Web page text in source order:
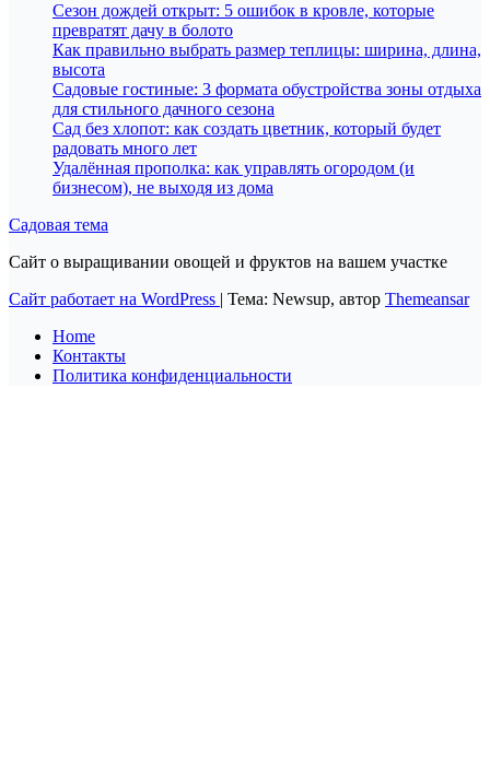
Сезон дождей открыт: 5 ошибок в кровле, которые
превратят дачу в болото
Как правильно выбрать размер теплицы: ширина, длина,
высота
Садовые гостиные: 3 формата обустройства зоны отдыха
для стильного дачного сезона
Сад без хлопот: как создать цветник, который будет
радовать много лет
Удалённая прополка: как управлять огородом (и
бизнесом), не выходя из дома
Садовая тема
Сайт о выращивании овощей и фруктов на вашем участке
Сайт работает на WordPress | Тема: Newsup, автор Themeansar
Home
Контакты
Политика конфиденциальности